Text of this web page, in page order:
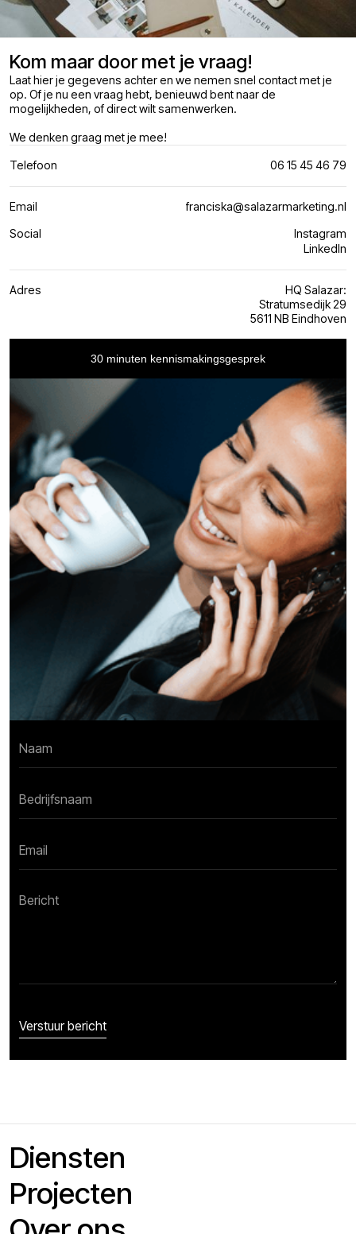
Kom maar door met je vraag!
Laat hier je gegevens achter en we nemen snel contact met je
op. Of je nu een vraag hebt, benieuwd bent naar de
mogelijkheden, of direct wilt samenwerken.
We denken graag met je mee!
Telefoon 06 15 45 46 79
Email
franciska@salazarmarketing.nl
Social
Instagram
LinkedIn
Adres
HQ Salazar:
Stratumsedijk 29
5611 NB Eindhoven
30 minuten kennismakingsgesprek
Diensten
Projecten